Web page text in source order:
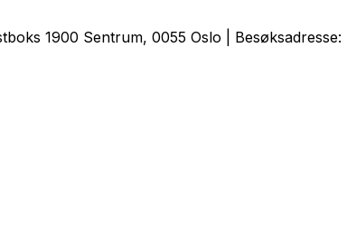
1900 Sentrum, 0055 Oslo |